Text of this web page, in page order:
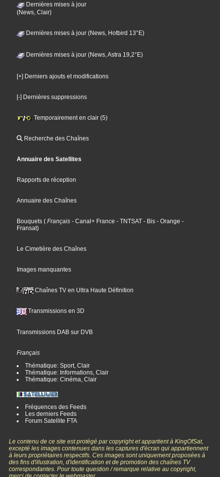
Dernières mises à jour
(News, Clair)
Dernières mises à jour (News, Hotbird 13°E)
Dernières mises à jour (News, Astra 19,2°E)
[+] Derniers ajouts et modifications
[-] Dernières suppressions
Temporairement en clair (5)
Recherche des Chaînes
Annuaire des Satellites
Rapports de réception
Annuaire des Chaînes
Bouquets ( Français - Canal+ France - TNTSAT - Bis - Orange -
Fransat)
Le Cimetière des Chaînes
Images manquantes
Chaînes TV en Ultra Haute Définition
Transmissions en 3D
Transmissions DAB sur DVB
Français
Thématique: Sport, Clair
Thématique: Informations, Clair
Thématique: Cinéma, Clair
Fréquences des Feeds
Les derniers Feeds
Forum Satellite FTA
Le contenu de ce site est protégé par copyright et appartient à KingOfSat,
excepté les images contenues dans les captures d'écran qui appartiennent
à leurs propriétaires respectifs. Ces images sont uniquement proposées à
des fins d'illustration, d'identification et de promotion des chaînes TV
correspondantes. Pour toute question / remarque relative au copyright,